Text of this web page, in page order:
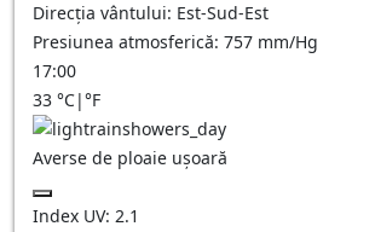
Direcția vântului: Est-Sud-Est
Presiunea atmosferică: 757 mm/Hg
17:00
33 °C|°F
Averse de ploaie ușoară
Index UV: 2.1